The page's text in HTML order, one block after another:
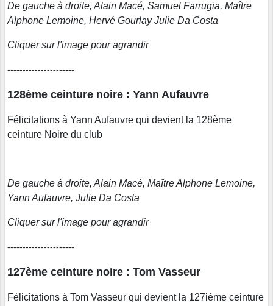
De gauche à droite, Alain Macé, Samuel Farrugia, Maître
Alphone Lemoine, Hervé Gourlay Julie Da Costa
Cliquer sur l'image pour agrandir
----------------------
128ème ceinture noire : Yann Aufauvre
Félicitations à Yann Aufauvre qui devient la 128ème
ceinture Noire du club
De gauche à droite, Alain Macé, Maître Alphone Lemoine,
Yann Aufauvre, Julie Da Costa
Cliquer sur l'image pour agrandir
----------------------
127ème ceinture noire : Tom Vasseur
Félicitations à Tom Vasseur qui devient la 127ième ceinture